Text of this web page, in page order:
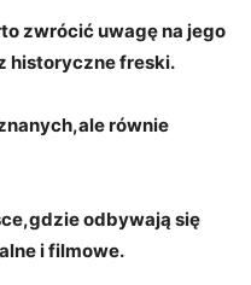
zwrócić uwagę na jego
⁣historyczne freski.
równie
odbywają się
i filmowe.